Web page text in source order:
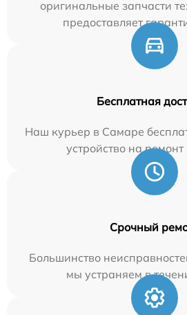
оригинальные запчасти
предоставляет
Бесплатная
Наш курьер в Самаре
устройство на
Срочный
Большинство
мы устраняем в